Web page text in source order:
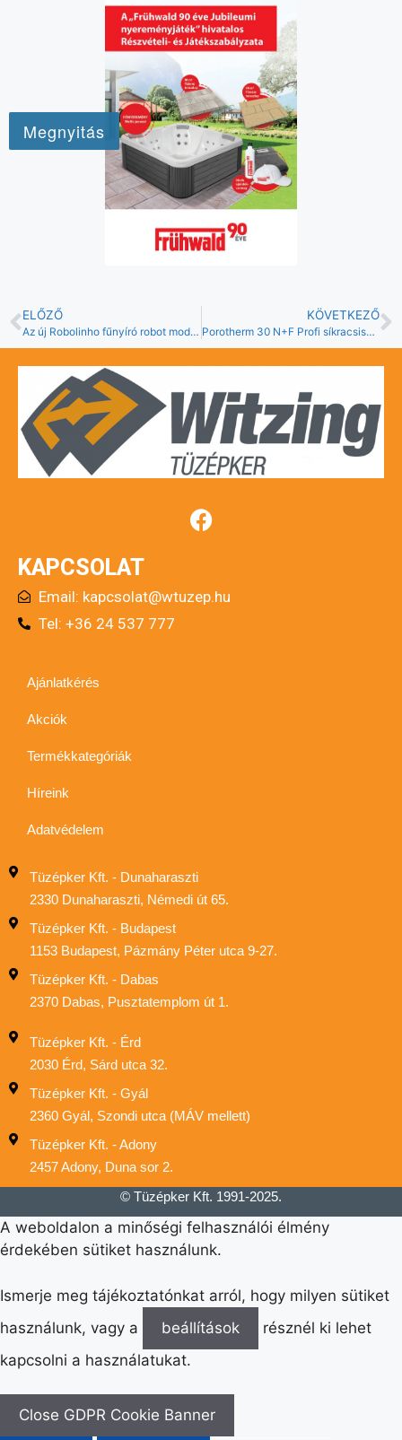
ELŐZŐ
Az új Robolinho fűnyíró robot modellek az AL-KO-tól
KÖVETKEZŐ
Porotherm 30 N+F Profi síkracsiszolt tégla
KAPCSOLAT
Email: kapcsolat@wtuzep.hu
Tel: +36 24 537 777
Ajánlatkérés
Akciók
Termékkategóriák
Híreink
Adatvédelem
Tüzépker Kft. - Dunaharaszti
2330 Dunaharaszti, Némedi út 65.
Tüzépker Kft. - Budapest
1153 Budapest, Pázmány Péter utca 9-27.
Tüzépker Kft. - Dabas
2370 Dabas, Pusztatemplom út 1.
Tüzépker Kft. - Érd
2030 Érd, Sárd utca 32.
Tüzépker Kft. - Gyál
2360 Gyál, Szondi utca (MÁV mellett)
Tüzépker Kft. - Adony
2457 Adony, Duna sor 2.
© Tüzépker Kft. 1991-2025.
A weboldalon a minőségi felhasználói élmény
érdekében sütiket használunk.
Ismerje meg tájékoztatónkat arról, hogy milyen sütiket
használunk, vagy a
beállítások
résznél ki lehet
kapcsolni a használatukat.
Close GDPR Cookie Banner